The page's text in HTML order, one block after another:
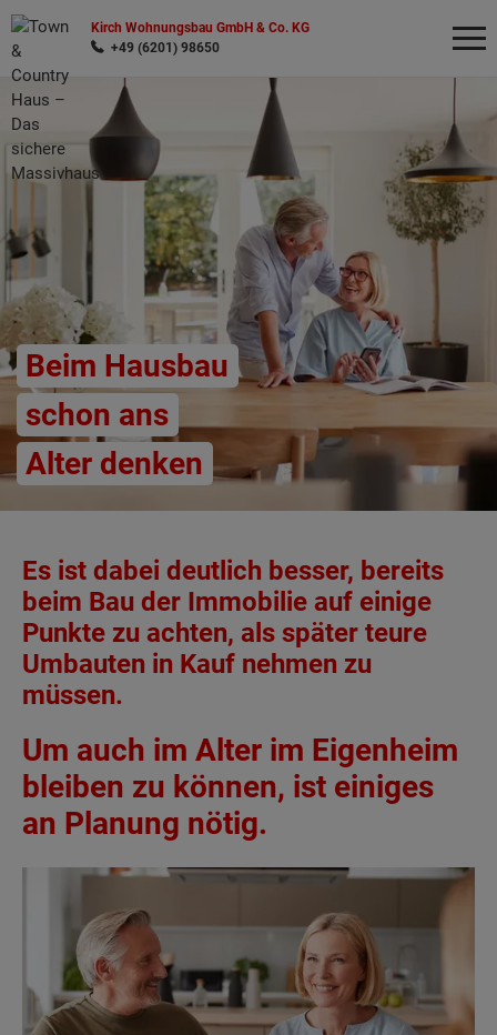
Kirch Wohnungsbau GmbH & Co. KG
+49 (6201) 98650
Beim Hausbau
schon ans
Alter denken
Es ist dabei deutlich besser, bereits
beim Bau der Immobilie auf einige
Punkte zu achten, als später teure
Umbauten in Kauf nehmen zu
müssen.
Um auch im Alter im Eigenheim
bleiben zu können, ist einiges
an Planung nötig.
Wonach möchten Sie suchen?